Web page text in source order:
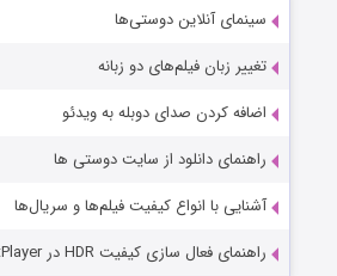
سینمای آنلاین دوستی‌ها
تغییر زبان فیلم‌های دو زبانه
اضافه کردن صدای دوبله به ویدئو
راهنمای دانلود از سایت دوستی ها
آشنایی با انواع کیفیت فیلم‌ها و سریال‌ها
راهنمای فعال سازی کیفیت HDR در PotPlayer